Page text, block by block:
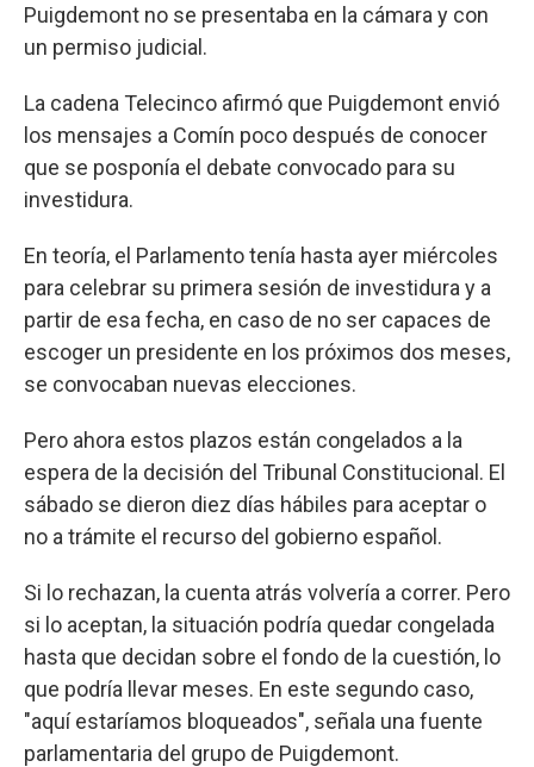
Puigdemont no se presentaba en la cámara y con
un permiso judicial.
La cadena Telecinco afirmó que Puigdemont envió
los mensajes a Comín poco después de conocer
que se posponía el debate convocado para su
investidura.
En teoría, el Parlamento tenía hasta ayer miércoles
para celebrar su primera sesión de investidura y a
partir de esa fecha, en caso de no ser capaces de
escoger un presidente en los próximos dos meses,
se convocaban nuevas elecciones.
Pero ahora estos plazos están congelados a la
espera de la decisión del Tribunal Constitucional. El
sábado se dieron diez días hábiles para aceptar o
no a trámite el recurso del gobierno español.
Si lo rechazan, la cuenta atrás volvería a correr. Pero
si lo aceptan, la situación podría quedar congelada
hasta que decidan sobre el fondo de la cuestión, lo
que podría llevar meses. En este segundo caso,
"aquí estaríamos bloqueados", señala una fuente
parlamentaria del grupo de Puigdemont.